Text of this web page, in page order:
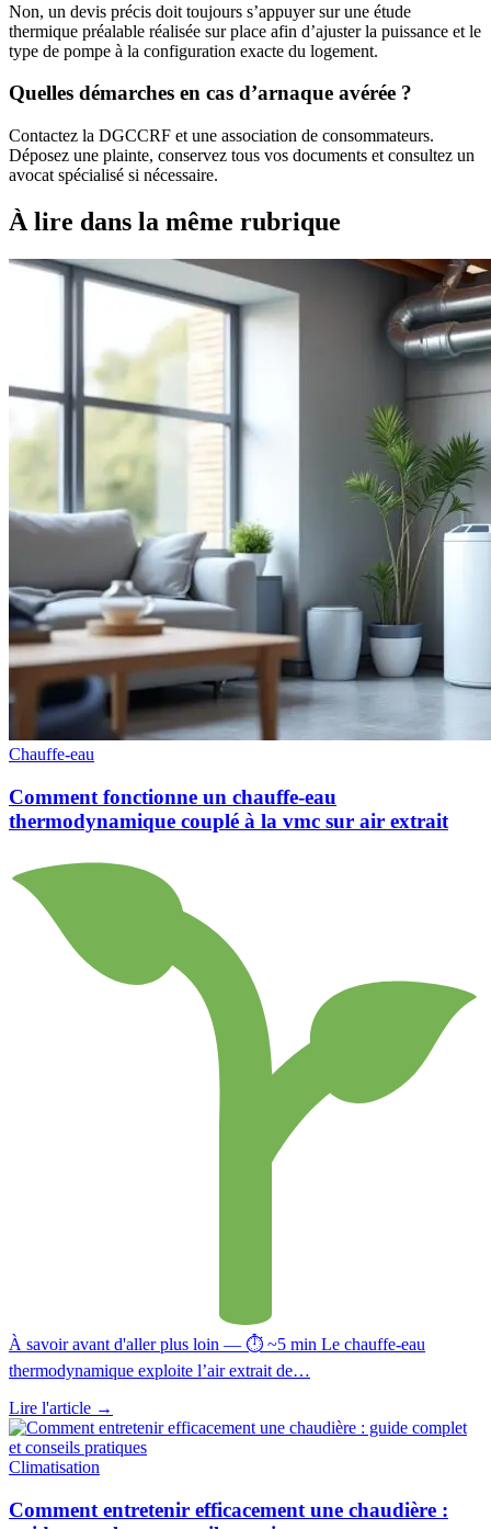
Non, un devis précis doit toujours s’appuyer sur une étude
thermique préalable réalisée sur place afin d’ajuster la puissance et le
type de pompe à la configuration exacte du logement.
Quelles démarches en cas d’arnaque avérée ?
Contactez la DGCCRF et une association de consommateurs.
Déposez une plainte, conservez tous vos documents et consultez un
avocat spécialisé si nécessaire.
À lire dans la même rubrique
Chauffe-eau
Comment fonctionne un chauffe-eau
thermodynamique couplé à la vmc sur air extrait
À savoir avant d'aller plus loin — ⏱ ~5 min Le chauffe-eau
thermodynamique exploite l’air extrait de…
Lire l'article →
Climatisation
Comment entretenir efficacement une chaudière :